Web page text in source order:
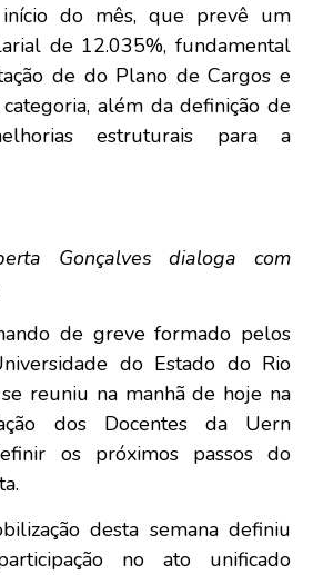
do mês, que prevê um
de 12.035%, fundamental
de do Plano de Cargos e
além da definição de
estruturais para a
Gonçalves dialoga com
de greve formado pelos
do Estado do Rio
reuniu na manhã de hoje na
dos Docentes da Uern
os próximos passos do
desta semana definiu
no ato unificado